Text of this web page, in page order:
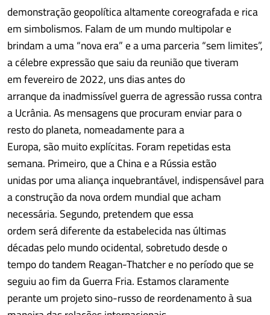
demonstração geopolítica altamente coreografada e rica
em simbolismos. Falam de um mundo multipolar e
brindam a uma “nova era” e a uma parceria “sem limites”,
a célebre expressão que saiu da reunião que tiveram
em fevereiro de 2022, uns dias antes do
arranque da inadmissível guerra de agressão russa contra
a Ucrânia. As mensagens que procuram enviar para o
resto do planeta, nomeadamente para a
Europa, são muito explícitas. Foram repetidas esta
semana. Primeiro, que a China e a Rússia estão
unidas por uma aliança inquebrantável, indispensável para
a construção da nova ordem mundial que acham
necessária. Segundo, pretendem que essa
ordem será diferente da estabelecida nas últimas
décadas pelo mundo ocidental, sobretudo desde o
tempo do tandem Reagan-Thatcher e no período que se
seguiu ao fim da Guerra Fria. Estamos claramente
perante um projeto sino-russo de reordenamento à sua